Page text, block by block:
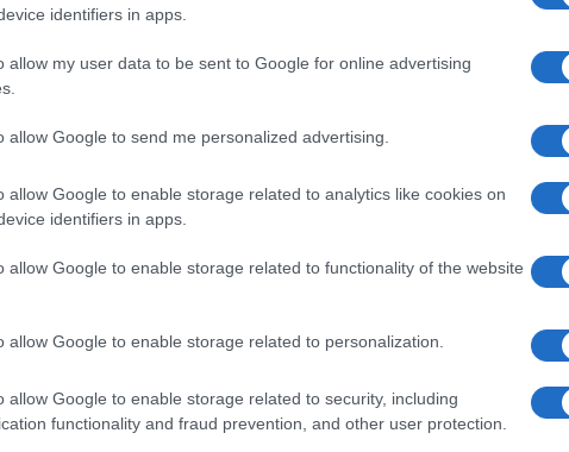
identifiers in apps.
allow my user data to be sent to Google for online advertising
allow Google to send me personalized advertising.
allow Google to enable storage related to analytics like cookies on
identifiers in apps.
allow Google to enable storage related to functionality of the website
allow Google to enable storage related to personalization.
allow Google to enable storage related to security, including
functionality and fraud prevention, and other user protection.
Invia un Comunicato Stampa|Pubblicità|Segnala